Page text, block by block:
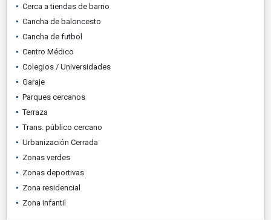
Cerca a tiendas de barrio
Cancha de baloncesto
Cancha de futbol
Centro Médico
Colegios / Universidades
Garaje
Parques cercanos
Terraza
Trans. público cercano
Urbanización Cerrada
Zonas verdes
Zonas deportivas
Zona residencial
Zona infantil